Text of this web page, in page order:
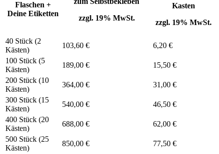
Flaschen +
Deine Etiketten
zzgl. 19% MwSt.
Kasten
zzgl. 19% MwSt.
40 Stück (2
Kästen)
103,60 €
6,20 €
100 Stück (5
Kästen)
189,00 €
15,50 €
200 Stück (10
Kästen)
364,00 €
31,00 €
300 Stück (15
Kästen)
540,00 €
46,50 €
400 Stück (20
Kästen)
688,00 €
62,00 €
500 Stück (25
Kästen)
850,00 €
77,50 €